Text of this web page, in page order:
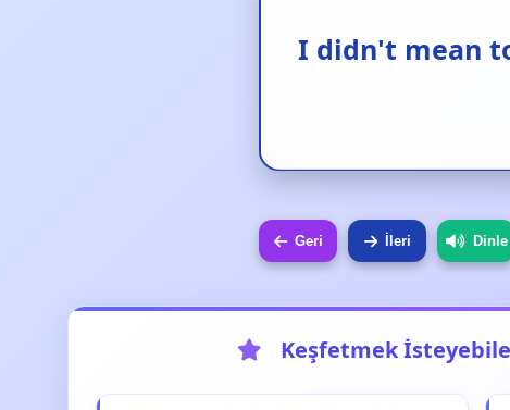
I didn't mean
Geri İleri Dinle
Keşfetmek